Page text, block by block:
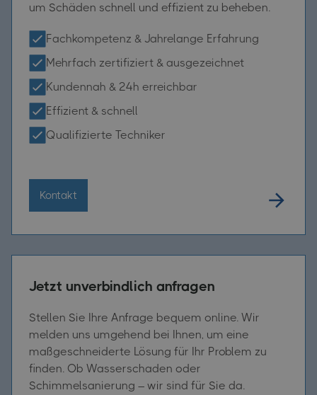
um Schäden schnell und effizient zu beheben.
Fachkompetenz & Jahrelange Erfahrung
Mehrfach zertifiziert & ausgezeichnet
Kundennah & 24h erreichbar
Effizient & schnell
Qualifizierte Techniker
Kontakt
Jetzt unverbindlich anfragen
Stellen Sie Ihre Anfrage bequem online. Wir
melden uns umgehend bei Ihnen, um eine
maßgeschneiderte Lösung für Ihr Problem zu
finden. Ob Wasserschaden oder
Schimmelsanierung – wir sind für Sie da.